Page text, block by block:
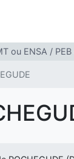
ou ENSA /